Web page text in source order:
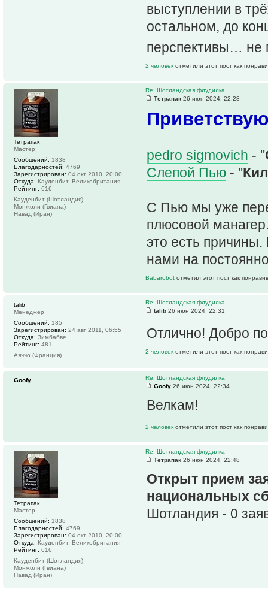
выступлении в
остальном, до
перспективы… не
2 человек отметили этот пост как
Re: Шотландская флудилка
Тетрапак 26 июн 2024, 22:28
pedro sigmovich - "
Слепой Пью - "
С Пью мы уже
плюсовой
это есть
нами на
Babarobot отметил этот пост как
Тетрапак
Мастер
Сообщений: 1838
Благодарностей: 4769
Зарегистрирован: 04 окт 2010, 20:00
Откуда: Кауденбит, Великобритания
Рейтинг: 616
Кауденбит (Шотландия)
Монжоли (Гвиана)
Навад (Иран)
Re: Шотландская флудилка
talib 26 июн 2024, 22:31
Отлично! Добро
2 человек отметили этот пост как
talib
Менеджер
Сообщений: 185
Зарегистрирован: 24 авг 2011, 06:55
Откуда: Зимбабве
Рейтинг: 481
Аяччо (Франция)
Re: Шотландская флудилка
Goofy 26 июн 2024, 22:34
Велкам!
2 человек отметили этот пост как
Goofy
Re: Шотландская флудилка
Тетрапак 26 июн 2024, 22:48
Открыт прием
национальных
Шотландия - 0
Тетрапак
Мастер
Сообщений: 1838
Благодарностей: 4769
Зарегистрирован: 04 окт 2010, 20:00
Откуда: Кауденбит, Великобритания
Рейтинг: 616
Кауденбит (Шотландия)
Монжоли (Гвиана)
Навад (Иран)